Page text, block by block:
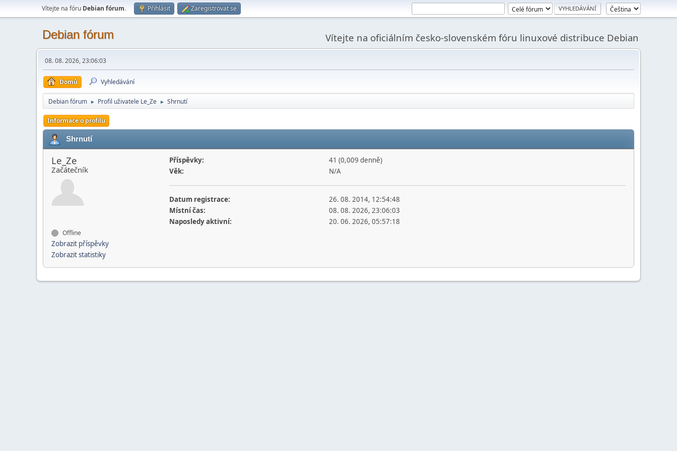
Vítejte na fóru Debian fórum. Přihlásit Zaregistrovat se
Debian fórum Vítejte na oficiálním česko-slovenském fóru linuxové distribuce Debian
08. 08. 2026, 23:06:03
Domů Vyhledávání
Debian fórum ► Profil uživatele Le_Ze ► Shrnutí
Informace o profilu
Shrnutí
Le_Ze
Začátečník
Offline
Zobrazit příspěvky
Zobrazit statistiky
Příspěvky:
41 (0,009 denně)
Věk:
N/A
Datum registrace:
26. 08. 2014, 12:54:48
Místní čas:
08. 08. 2026, 23:06:03
Naposledy aktivní:
20. 06. 2026, 05:57:18